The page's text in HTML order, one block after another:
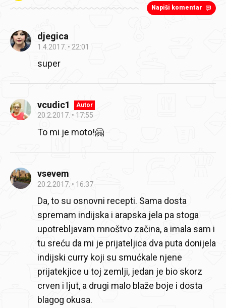
Napiši komentar
djegica
1.4.2017. 22:01
super
vcudic1 Autor
20.2.2017. 17:55
To mi je moto!🤗
vsevem
20.2.2017. 16:37
Da, to su osnovni recepti. Sama dosta
spremam indijska i arapska jela pa stoga
upotrebljavam mnoštvo začina, a imala sam i
tu sreću da mi je prijateljica dva puta donijela
indijski curry koji su smućkale njene
prijatekjice u toj zemlji, jedan je bio skorz
crven i ljut, a drugi malo blaže boje i dosta
blagog okusa.